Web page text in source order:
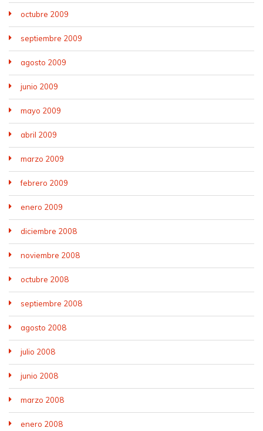
octubre 2009
septiembre 2009
agosto 2009
junio 2009
mayo 2009
abril 2009
marzo 2009
febrero 2009
enero 2009
diciembre 2008
noviembre 2008
octubre 2008
septiembre 2008
agosto 2008
julio 2008
junio 2008
marzo 2008
enero 2008